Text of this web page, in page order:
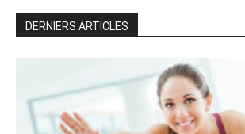
DERNIERS ARTICLES